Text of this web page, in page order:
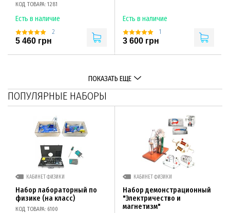
КОД ТОВАРА: 1281
Есть в наличие
2
5 460 грн
Есть в наличие
1
3 600 грн
ПОКАЗАТЬ ЕЩЕ
ПОПУЛЯРНЫЕ НАБОРЫ
КАБИНЕТ ФИЗИКИ
Набор лабораторный по
физике (на класс)
КОД ТОВАРА: 6100
КАБИНЕТ ФИЗИКИ
Набор демонстрационный
"Электричество и
магнетизм"